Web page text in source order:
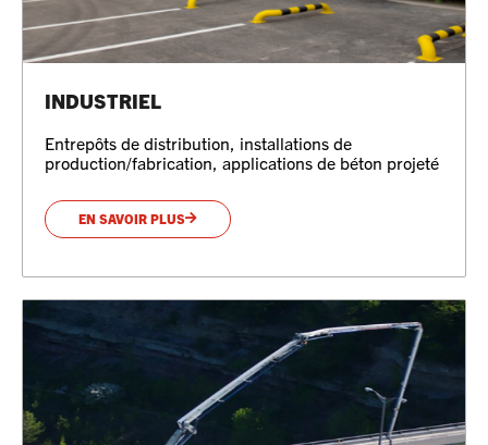
INDUSTRIEL
Entrepôts de distribution, installations de
production/fabrication, applications de béton projeté
EN SAVOIR PLUS